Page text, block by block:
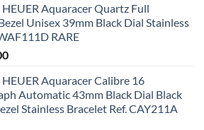
Aquaracer Quartz Full
Unisex 39mm Black Dial Stainless
RARE
Aquaracer Calibre 16
Automatic 43mm Black Dial Black
Stainless Bracelet Ref. CAY211A